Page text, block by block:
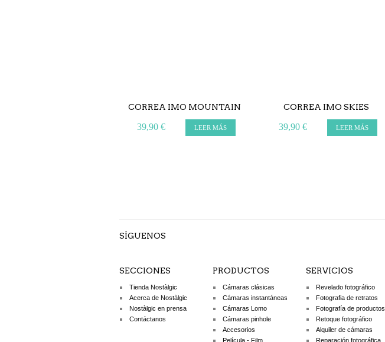
CORREA IMO MOUNTAIN
39,90 € LEER MÁS
CORREA IMO SKIES
39,90 € LEER MÁS
SÍGUENOS
SECCIONES
Tienda Nostàlgic
Acerca de Nostàlgic
Nostàlgic en prensa
Contáctanos
PRODUCTOS
Cámaras clásicas
Cámaras instantáneas
Cámaras Lomo
Cámaras pinhole
Accesorios
Película - Film
SERVICIOS
Revelado fotográfico
Fotografia de retratos
Fotografía de productos
Retoque fotográfico
Alquiler de cámaras
Reparación fotográfica